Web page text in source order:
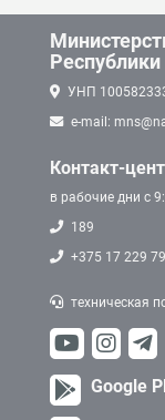
УНП
e-mail:
Контакт-
в рабочие дни с
189
+375 17 229
техническая
Google